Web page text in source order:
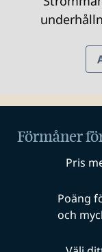
Förmåner
Pris
Poäng
och